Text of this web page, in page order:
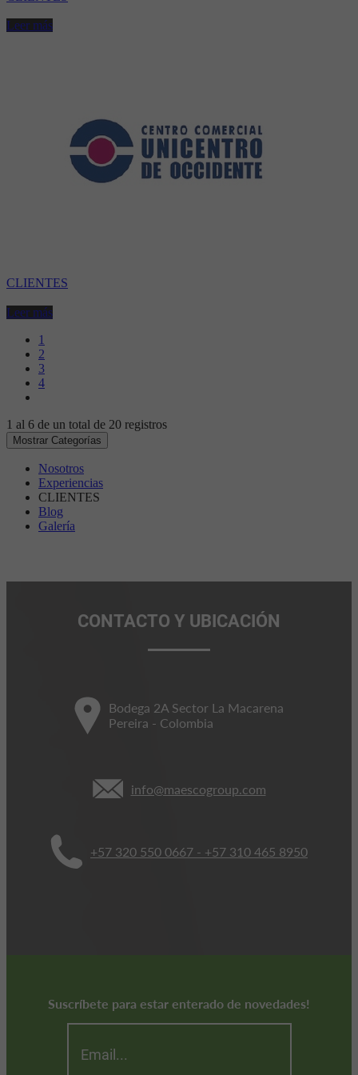
Leer más
CLIENTES
Leer más
1
2
3
4
1 al 6 de un total de 20 registros
Mostrar Categorías
Nosotros
Experiencias
CLIENTES
Blog
Galería
CONTACTO Y UBICACIÓN
Bodega 2A Sector La Macarena
Pereira - Colombia
info@maescogroup.com
+57 320 550 0667 - +57 310 465 8950
Suscríbete para estar enterado de novedades!